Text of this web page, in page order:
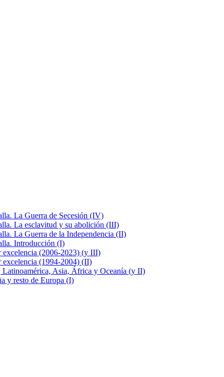
La Guerra de Secesión (IV)
La esclavitud y su abolición (III)
La Guerra de la Independencia (II)
Introducción (I)
excelencia (2006-2023) (y III)
excelencia (1994-2004) (II)
Asia, África y Oceanía (y II)
y resto de Europa (I)